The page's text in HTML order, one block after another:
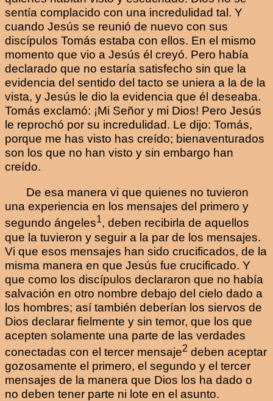
sentía complacido con una incredulidad tal. Y
cuando Jesús se reunió de nuevo con sus
discípulos Tomás estaba con ellos. En el mismo
momento que vio a Jesús él creyó. Pero había
declarado que no estaría satisfecho sin que la
evidencia del sentido del tacto se uniera a la de la
vista, y Jesús le dio la evidencia que él deseaba.
Tomás exclamó: ¡Mi Señor y mi Dios! Pero Jesús
le reprochó por su incredulidad. Le dijo: Tomás,
porque me has visto has creído; bienaventurados
son los que no han visto y sin embargo han
creído.
De esa manera vi que quienes no tuvieron
una experiencia en los mensajes del primero y
segundo ángeles1, deben recibirla de aquellos
que la tuvieron y seguir a la par de los mensajes.
Vi que esos mensajes han sido crucificados, de la
misma manera en que Jesús fue crucificado. Y
que como los discípulos declararon que no había
salvación en otro nombre debajo del cielo dado a
los hombres; así también deberían los siervos de
Dios declarar fielmente y sin temor, que los que
acepten solamente una parte de las verdades
conectadas con el tercer mensaje2 deben aceptar
gozosamente el primero, el segundo y el tercer
mensajes de la manera que Dios los ha dado o
no deben tener parte ni lote en el asunto.